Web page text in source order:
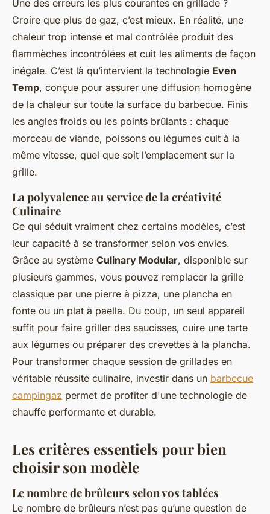
Une des erreurs les plus courantes en grillade ?
Croire que plus de gaz, c’est mieux. En réalité, une
chaleur trop intense et mal contrôlée produit des
flammèches incontrôlées et cuit les aliments de façon
inégale. C’est là qu’intervient la technologie Even
Temp, conçue pour assurer une diffusion homogène
de la chaleur sur toute la surface du barbecue. Finis
les angles froids ou les points brûlants : chaque
morceau de viande, poissons ou légumes cuit à la
même vitesse, quel que soit l’emplacement sur la
grille.
La polyvalence au service de la créativité
Culinaire
Ce qui séduit vraiment chez certains modèles, c’est
leur capacité à se transformer selon vos envies.
Grâce au système Culinary Modular, disponible sur
plusieurs gammes, vous pouvez remplacer la grille
classique par une pierre à pizza, une plancha en
fonte ou un plat à paella. Du coup, un seul appareil
suffit pour faire griller des saucisses, cuire une tarte
aux légumes ou préparer des crevettes à la plancha.
Pour transformer chaque session de grillades en
véritable réussite culinaire, investir dans un barbecue
campingaz permet de profiter d'une technologie de
chauffe performante et durable.
Les critères essentiels pour bien
choisir son modèle
Le nombre de brûleurs selon vos tablées
Le nombre de brûleurs n’est pas qu’une question de